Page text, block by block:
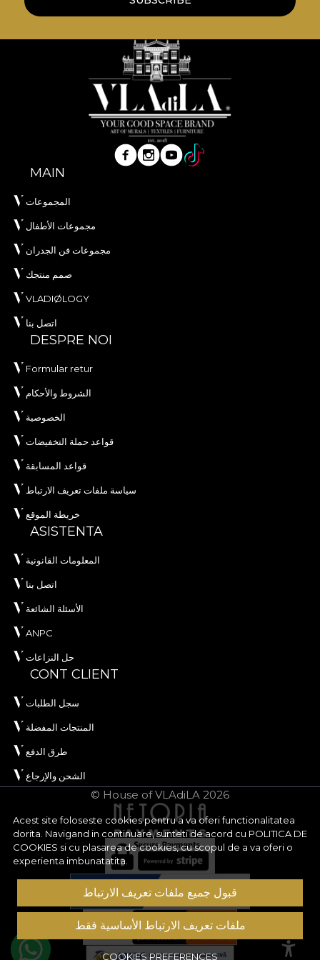
Acest site foloseste cookies pentru a va oferi functionalitatea
dorita. Navigand in continuare, sunteti de acord cu POLITICA DE
COOKIES si cu plasarea de cookies, cu scopul de a va oferi o
experienta imbunatatita.
قبول جميع ملفات تعريف الارتباط
ملفات تعريف الارتباط الأساسية فقط
COOKIES PREFERENCES
MAIN
المجموعات
مجموعات الأطفال
مجموعات فن الجدران
صمم منتجك
VLADIØLOGY
اتصل بنا
DESPRE NOI
Formular retur
الشروط والأحكام
الخصوصية
قواعد حملة التخفيضات
قواعد المسابقة
سياسة ملفات تعريف الارتباط
خريطة الموقع
ASISTENTA
المعلومات القانونية
اتصل بنا
الأسئلة الشائعة
ANPC
حل النزاعات
CONT CLIENT
سجل الطلبات
المنتجات المفضلة
طرق الدفع
الشحن والإرجاع
© House of VLAdiLA 2026